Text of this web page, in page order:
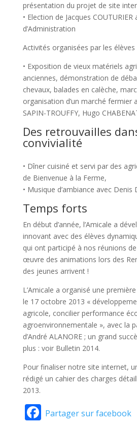
présentation du projet de site
• Election de Jacques COUTURIER
d’Administration
Activités organisées par les élèves
• Exposition de vieux matériels
anciennes, démonstration de
chevaux, balades en calèche,
organisation d’un marché fermier
SAPIN-TROUFFY, Hugo
Des retrouvailles
convivialité
• Dîner cuisiné et servi par des
de Bienvenue à la Ferme,
• Musique d’ambiance avec Denis
Temps forts
En début d’année, l’Amicale a
innovant avec des élèves
qui ont participé à nos réunions
œuvre des animations lors des
des jeunes arrivent !
L’Amicale a organisé une
le 17 octobre 2013 «
agricole, concilier performance
agroenvironnementale », avec la
d’André ALANORE ; un grand
plus : voir Bulletin 2014.
Pour finaliser notre site internet,
rédigé un cahier des charges
2013.
Facebook
Partager sur facebook